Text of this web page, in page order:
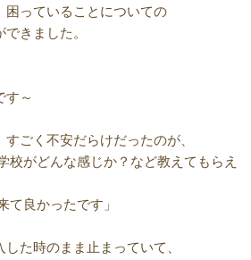
困っていることについての
きました。
す～
すごく不安だらけだったのが、
校がどんな感じか？など教えてもらえ
て良かったです」
した時のまま止まっていて、